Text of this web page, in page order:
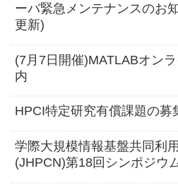
ーバ緊急メンテナンスのお
更新)
(7月7日開催)MATLABオン
内
HPCI特定研究有償課題の募
学際大規模情報基盤共同利
(JHPCN)第18回シンポジウ